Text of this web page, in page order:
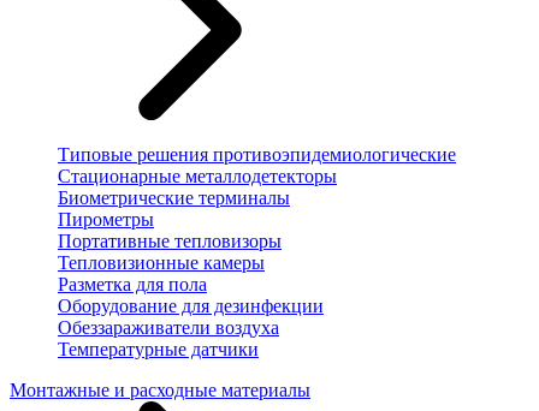
Типовые решения противоэпидемиологические
Стационарные металлодетекторы
Биометрические терминалы
Пирометры
Портативные тепловизоры
Тепловизионные камеры
Разметка для пола
Оборудование для дезинфекции
Обеззараживатели воздуха
Температурные датчики
Монтажные и расходные материалы